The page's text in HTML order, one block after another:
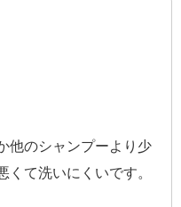
他のシャンプーより少
くて洗いにくいです。